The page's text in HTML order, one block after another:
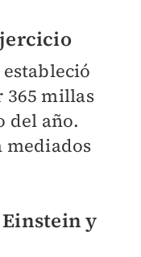
estableció
365 millas
del año.
mediados
y